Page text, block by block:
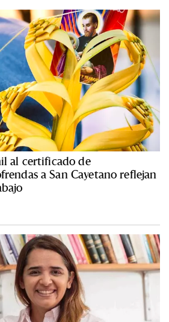
al certificado de
a San Cayetano reflejan